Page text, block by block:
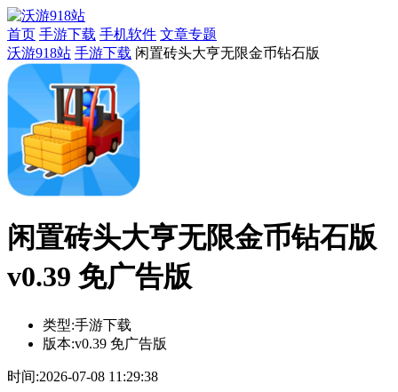
首页 手游下载 手机软件 文章专题
沃游918站 手游下载 闲置砖头大亨无限金币钻石版
闲置砖头大亨无限金币钻石版
v0.39 免广告版
类型:手游下载
版本:v0.39 免广告版
时间:2026-07-08 11:29:38